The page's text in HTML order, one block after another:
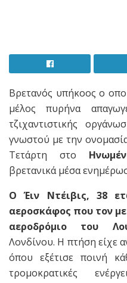
Βρετανός υπήκοος ο
μέλος πυρήνα
τζιχαντιστικής
γνωστού με την
Τετάρτη στο
βρετανικά μέσα
Ο Έιν Ντέιβις, 38
αεροσκάφος που τον
αεροδρόμιο του
Λονδίνου. Η πτήση είχε
όπου εξέτισε ποινή
τρομοκρατικές